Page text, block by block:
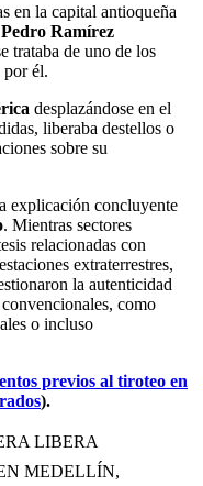
en la capital antioqueña
Pedro Ramírez
trataba de uno de los
por él.
desplazándose en el
liberaba destellos o
sobre su
explicación concluyente
. Mientras sectores
relacionadas con
extraterrestres,
la autenticidad
como
o incluso
previos al tiroteo en
).
LIBERA
MEDELLÍN,